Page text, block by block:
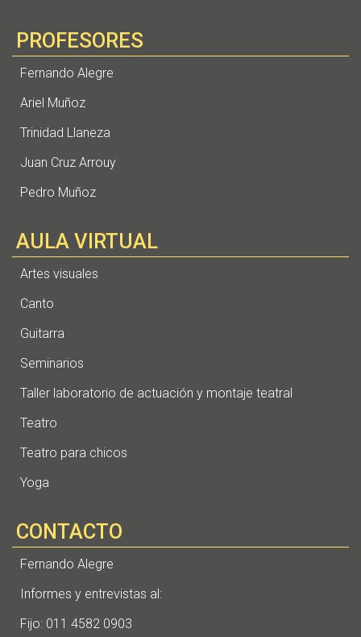
PROFESORES
Fernando Alegre
Ariel Muñoz
Trinidad Llaneza
Juan Cruz Arrouy
Pedro Muñoz
AULA VIRTUAL
Artes visuales
Canto
Guitarra
Seminarios
Taller laboratorio de actuación y montaje teatral
Teatro
Teatro para chicos
Yoga
CONTACTO
Fernando Alegre
Informes y entrevistas al:
Fijo: 011 4582 0903